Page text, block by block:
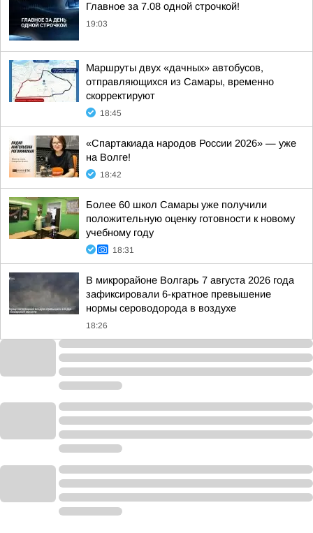
Главное за 7.08 одной строчкой!
19:03
Маршруты двух «дачных» автобусов,
отправляющихся из Самары, временно
скорректируют
18:45
«Спартакиада народов России 2026» — уже
на Волге!
18:42
Более 60 школ Самары уже получили
положительную оценку готовности к новому
учебному году
18:31
В микрорайоне Волгарь 7 августа 2026 года
зафиксировали 6-кратное превышение
нормы сероводорода в воздухе
18:26